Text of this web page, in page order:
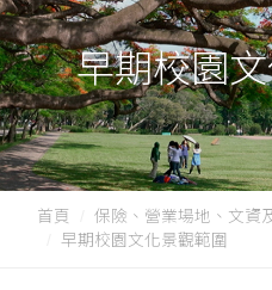
早期校園
首頁 保險、營業場地、文資
早期校園文化景觀範圍